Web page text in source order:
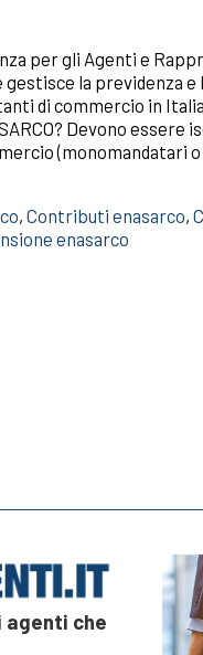
per gli Agenti e
la previdenza e
di commercio in
Devono essere
(monomandatari
, Contributi enasarco,
enasarco
che